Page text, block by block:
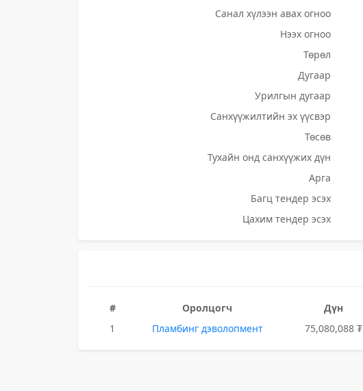
Санал хүлээн авах огноо
Нээх огноо
Төрөл
Дугаар
Урилгын дугаар
Санхүүжилтийн эх үүсвэр
Төсөв
Тухайн онд санхүүжих дүн
Арга
Багц тендер эсэх
Цахим тендер эсэх
# Оролцогч Дүн
1
Пламбинг дэволопмент 75,080,088 ₮